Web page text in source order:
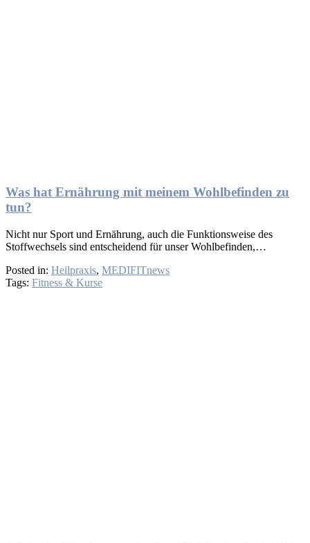
Was hat Ernährung mit meinem Wohlbefinden zu
tun?
Nicht nur Sport und Ernährung, auch die Funktionsweise des
Stoffwechsels sind entscheidend für unser Wohlbefinden,…
Posted in: Heilpraxis, MEDIFITnews
Tags: Fitness & Kurse